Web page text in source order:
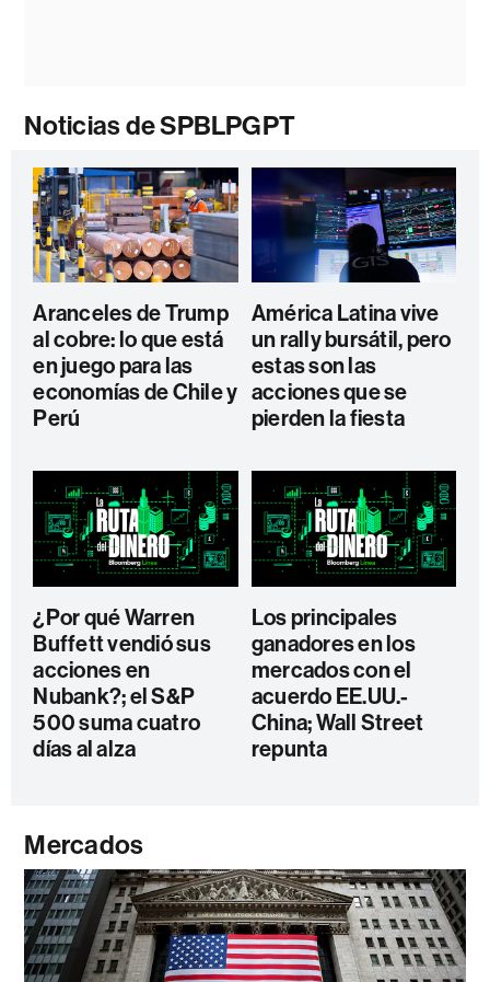
Noticias de SPBLPGPT
Aranceles de Trump
al cobre: lo que está
en juego para las
economías de Chile y
Perú
América Latina vive
un rally bursátil, pero
estas son las
acciones que se
pierden la fiesta
¿Por qué Warren
Buffett vendió sus
acciones en
Nubank?; el S&P
500 suma cuatro
días al alza
Los principales
ganadores en los
mercados con el
acuerdo EE.UU.-
China; Wall Street
repunta
Mercados